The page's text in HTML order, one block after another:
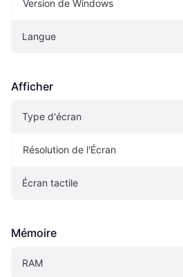
Version de Windows
Langue
Afficher
Type d'écran
Résolution de l'Écran
Écran tactile
Mémoire
RAM